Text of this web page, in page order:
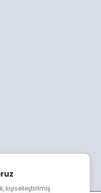
kişiselleştirilmiş